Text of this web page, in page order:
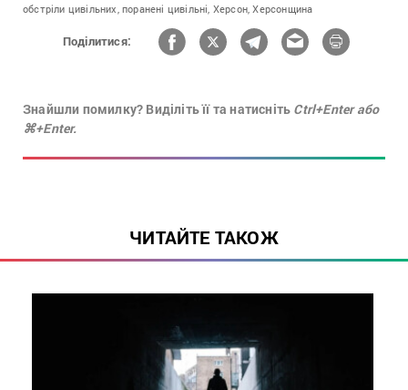
обстріли цивільних, поранені цивільні, Херсон, Херсонщина
Поділитися:
Знайшли помилку? Виділіть її та натисніть Ctrl+Enter або
⌘+Enter.
ЧИТАЙТЕ ТАКОЖ